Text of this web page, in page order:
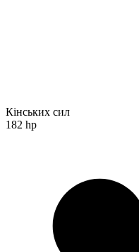
Кінських сил
182 hp